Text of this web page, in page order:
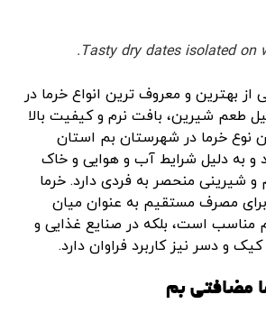
Tasty dry dates isolated on
بهترین و معروف ترین انواع خرما در
طعم شیرین، بافت نرم و کیفیت بالا
نوع خرما در شهرستان بم استان
و به دلیل شرایط آب و هوایی و خاک
شیرینی منحصر به فردی دارد. خرما
مصرف مستقیم به عنوان میان
مناسب است، بلکه در صنایع غذایی و
و دسر نیز کاربرد فراوان دارد.
مضافتی بم